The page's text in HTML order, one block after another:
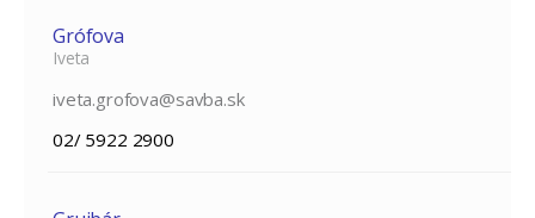
Grófova
Iveta
iveta.grofova@savba.sk
02/ 5922 2900